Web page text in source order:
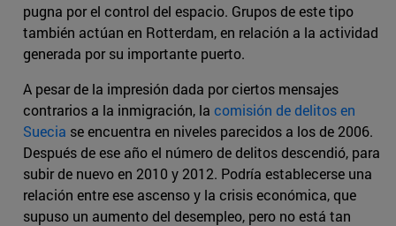
pugna por el control del espacio. Grupos de este tipo
también actúan en Rotterdam, en relación a la actividad
generada por su importante puerto.
A pesar de la impresión dada por ciertos mensajes
contrarios a la inmigración, la comisión de delitos en
Suecia se encuentra en niveles parecidos a los de 2006.
Después de ese año el número de delitos descendió, para
subir de nuevo en 2010 y 2012. Podría establecerse una
relación entre ese ascenso y la crisis económica, que
supuso un aumento del desempleo, pero no está tan